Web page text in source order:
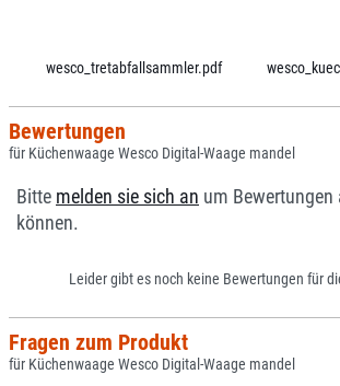
wesco_tretabfallsammler.pdf
Bewertungen
für Küchenwaage Wesco Digital-Waage mandel
Bitte melden sie sich an um Bewertungen
können.
Leider gibt es noch keine Bewertungen für
Fragen zum Produkt
für Küchenwaage Wesco Digital-Waage mandel